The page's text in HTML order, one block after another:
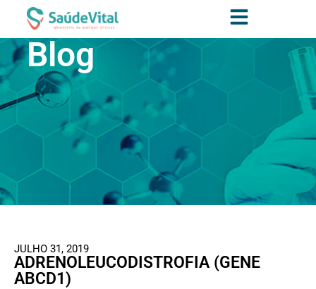
Blog
JULHO 31, 2019
ADRENOLEUCODISTROFIA (GENE
ABCD1)